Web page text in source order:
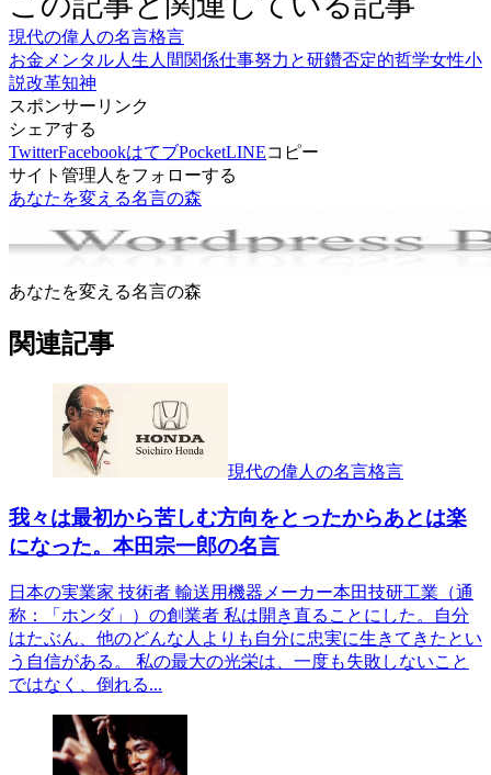
現代の偉人の名言格言
お金 メンタル人生 人間関係仕事努力と研鑽否定的哲学女性小
説改革知神
スポンサーリンク
シェアする
TwitterFacebookはてブPocketLINEコピー
サイト管理人をフォローする
あなたを変える名言の森
あなたを変える名言の森
関連記事
現代の偉人の名言格言
我々は最初から苦しむ方向をとったからあとは楽
になった。本田宗一郎の名言
日本の実業家 技術者 輸送用機器メーカー本田技研工業（通
称：「ホンダ」）の創業者 私は開き直ることにした。自分
はたぶん、他のどんな人よりも自分に忠実に生きてきたとい
う自信がある。 私の最大の光栄は、一度も失敗しないこと
ではなく、倒れる...